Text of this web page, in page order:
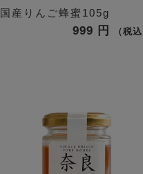
国産りんご蜂蜜105g
999 税込